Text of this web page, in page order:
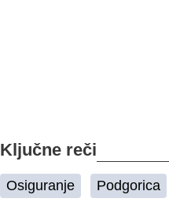
Ključne reči
Osiguranje Podgorica